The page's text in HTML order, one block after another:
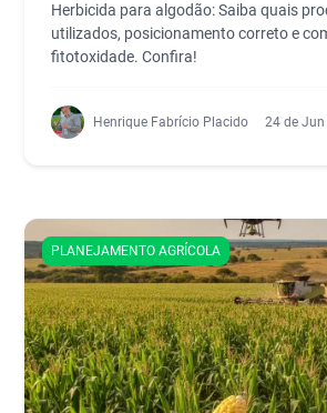
Herbicida para algodão: Saiba quais
utilizados, posicionamento correto e
fitotoxidade. Confira!
Henrique Fabrício Placido 24 de Jun
PLANEJAMENTO AGRÍCOLA